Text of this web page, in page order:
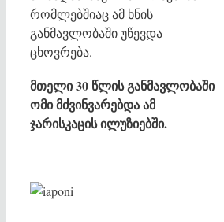
რომლებშიაც ამ ხნის
განმავლობაში უწევდა
ცხოვრება.
მთელი 30 წლის განმავლობაში
ომი მძვინვარებდა ამ
ჯარისკაცის ილუზიებში.